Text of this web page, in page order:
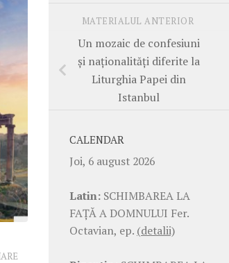
MATERIALUL ANTERIOR
Un mozaic de confesiuni
și naționalități diferite la
Liturghia Papei din
Istanbul
CALENDAR
Joi, 6 august 2026
Latin: SCHIMBAREA LA
FAŢĂ A DOMNULUI Fer.
Octavian, ep. (detalii)